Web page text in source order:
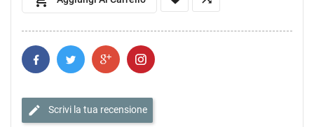
edit Scrivi la tua recensione